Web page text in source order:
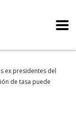
ex presidentes del
de tasa puede